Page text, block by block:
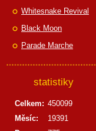
Whitesnake Revival
Black Moon
Parade Marche
statistiky
Celkem: 450099
Měsíc:
19391